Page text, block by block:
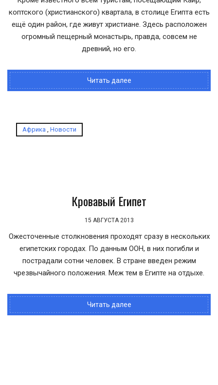
коптского (христианского) квартала, в столице Египта есть
ещё один район, где живут христиане. Здесь расположен
огромный пещерный монастырь, правда, совсем не
древний, но его.
Читать далее
Африка Новости
Кровавый Египет
15 АВГУСТА 2013
Ожесточенные столкновения проходят сразу в нескольких
египетских городах. По данным ООН, в них погибли и
пострадали сотни человек. В стране введен режим
чрезвычайного положения. Меж тем в Египте на отдыхе.
Читать далее